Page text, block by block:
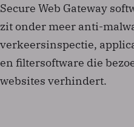
Secure Web Gateway
zit onder meer anti-
verkeersinspectie,
en filtersoftware die
websites verhindert.